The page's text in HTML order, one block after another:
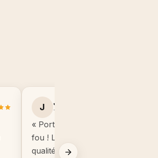
J Julie B.
Toulouse
« Portrait manga de mon fils, il
fou ! Le cadre est de très bonne
qualité, beaucoup mieux que ce